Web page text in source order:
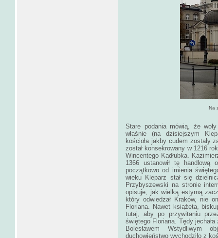
Na zdjęciu, kościół
Stare podania mówią, że
właśnie (na dzisiejszym
kościoła jakby cudem zostały
został konsekrowany w 1216
Wincentego Kadłubka.
1366 ustanowił tę handlową
początkowo od imienia
wieku Kleparz stał się
Przybyszewski na stronie
opisuje, jak wielką estymą
który odwiedzał Kraków, nie
Floriana. Nawet książęta,
tutaj, aby po przywitaniu
świętego Floriana. Tędy
Bolesławem Wstydliwym
duchowieństwo wychodziło z